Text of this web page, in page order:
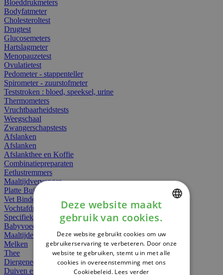
Bloeddrukmeters
Bodyfatmeter
Cholesteroltest
Drugtest
Glucosemeters
Hartslagmeter
Menopauzetest
Ovulatietest
Pedometer - stappenteller
Spirometer - zuurstofmeter
Teststroken : bloed, speeksel, urine
Thermometers
Vruchtbaarheidstests
Weegschaal
Zwangerschapstests
Afslanken
Afslanken
Afslankthee en Koffie
Combinatiepreparaten
Eetlustremmers
Maaltijdvervanger
Platte Buik
Vet Binders
Vochtafdrijvers
Specifieke Voeding
Babyvoeding
Maaltijden
Melken
Thee
Diergeneesmiddelen
Duiven en vogels
DUTCH
FRENCH
ENGLISH
Deze website maakt
gebruik van cookies.
Deze website gebruikt cookies om uw
gebruikerservaring te verbeteren. Door onze
website te gebruiken, stemt u in met alle
cookies in overeenstemming met ons
Cookiebeleid. Lees verder